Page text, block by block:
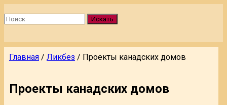
Искать
Главная / Ликбез / Проекты канадских домов
Проекты канадских домов